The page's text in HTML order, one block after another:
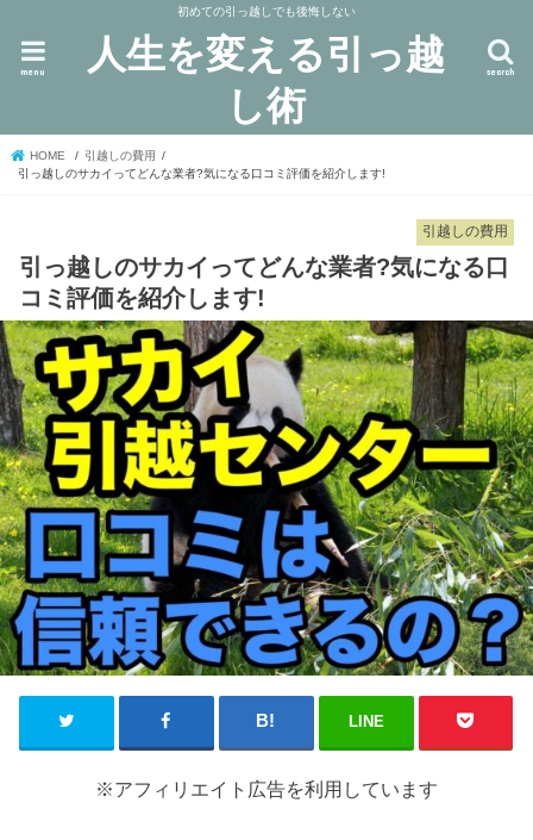
初めての引っ越しでも後悔しない
人生を変える引っ越
し術
search
menu
HOME
引越しの費用
引っ越しのサカイってどんな業者?気になる口コミ評価を紹介します!
引越しの費用
引っ越しのサカイってどんな業者?気になる口
コミ評価を紹介します!
LINE
※アフィリエイト広告を利用しています